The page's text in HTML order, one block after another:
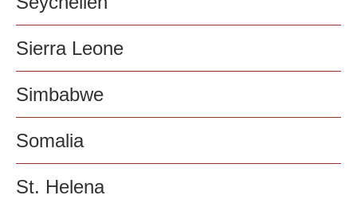
Sierra Leone
Simbabwe
Somalia
St. Helena